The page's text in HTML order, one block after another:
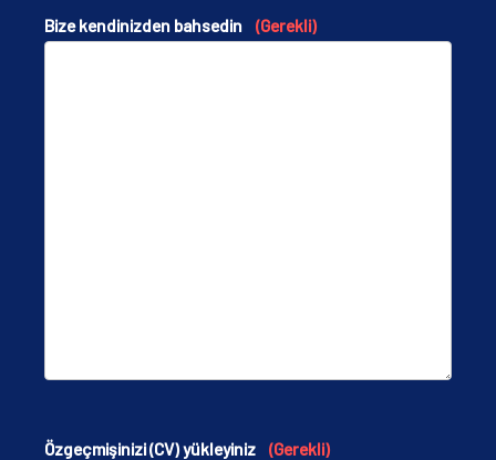
Bize kendinizden bahsedin (Gerekli)
Özgeçmişinizi (CV) yükleyiniz
(Gerekli)